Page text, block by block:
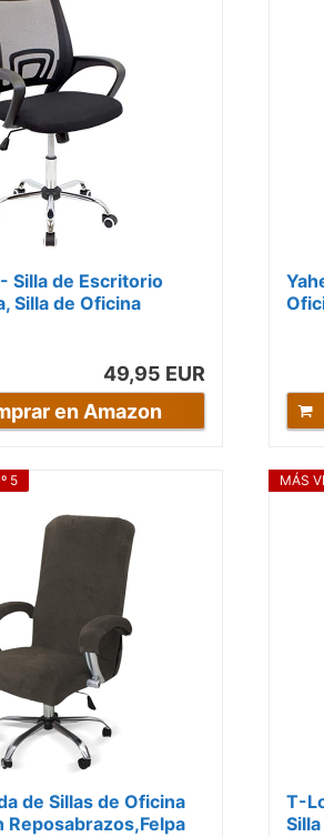
Silla de Escritorio
Silla de Oficina
49,95 EUR
en Amazon
5
de Sillas de Oficina
Reposabrazos,Felpa
MÁS
T-